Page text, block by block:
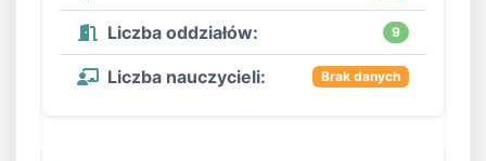
Liczba oddziałów: 9
Liczba nauczycieli: Brak danych